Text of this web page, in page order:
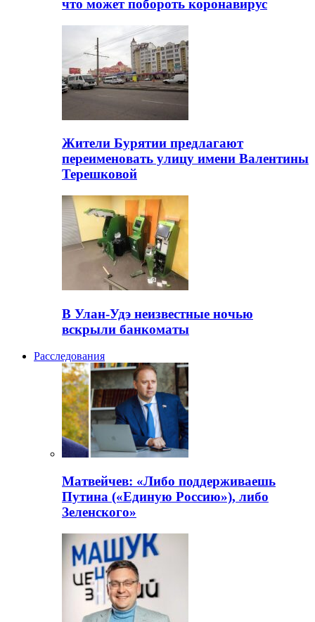
что может побороть коронавирус
Жители Бурятии предлагают
переименовать улицу имени Валентины
Терешковой
В Улан-Удэ неизвестные ночью
вскрыли банкоматы
Расследования
Матвейчев: «Либо поддерживаешь
Путина («Единую Россию»), либо
Зеленского»